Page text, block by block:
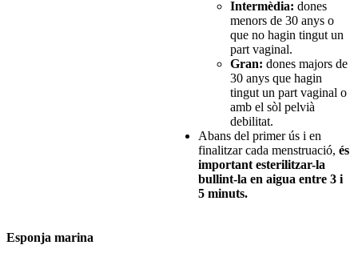
Intermèdia: dones
menors de 30 anys o
que no hagin tingut un
part vaginal.
Gran: dones majors de
30 anys que hagin
tingut un part vaginal o
amb el sòl pelvià
debilitat.
Abans del primer ús i en
finalitzar cada menstruació, és
important esterilitzar-la
bullint-la en aigua entre 3 i
5 minuts.
Esponja marina